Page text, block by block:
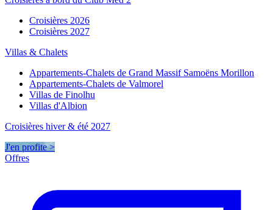
Croisières 2026
Croisières 2027
Villas & Chalets
Appartements-Chalets de Grand Massif Samoëns Morillon
Appartements-Chalets de Valmorel
Villas de Finolhu
Villas d'Albion
Croisières hiver & été 2027
J'en profite >
Offres